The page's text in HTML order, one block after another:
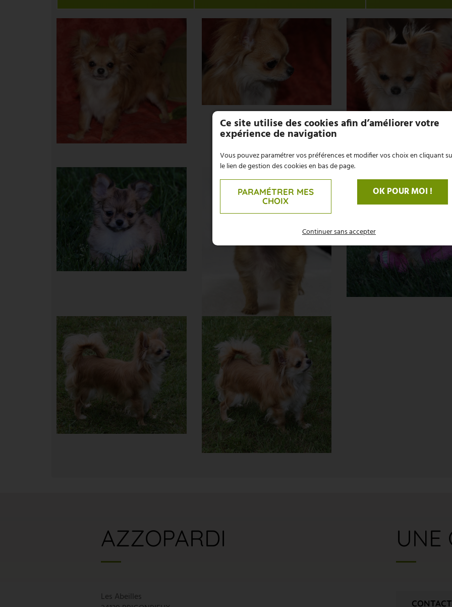
UNE
AZZOPARDI
Les Abeilles
Ce site utilise des cookies afin d’améliorer votre
expérience de navigation
Vous pouvez paramétrer vos préférences et modifier vos choix en cliquant
le lien de gestion des cookies en bas de page.
PARAMÉTRER MES
CHOIX
OK POUR MOI !
Continuer sans accepter